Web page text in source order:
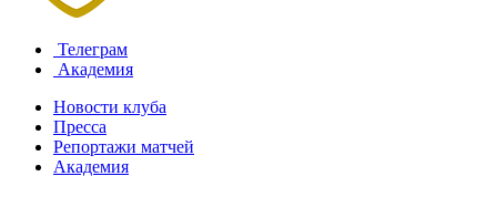
Телеграм
Академия
Новости клуба
Пресса
Репортажи матчей
Академия